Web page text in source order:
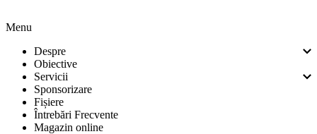
Menu
Despre
Obiective
Servicii
Sponsorizare
Fișiere
Întrebări Frecvente
Magazin online